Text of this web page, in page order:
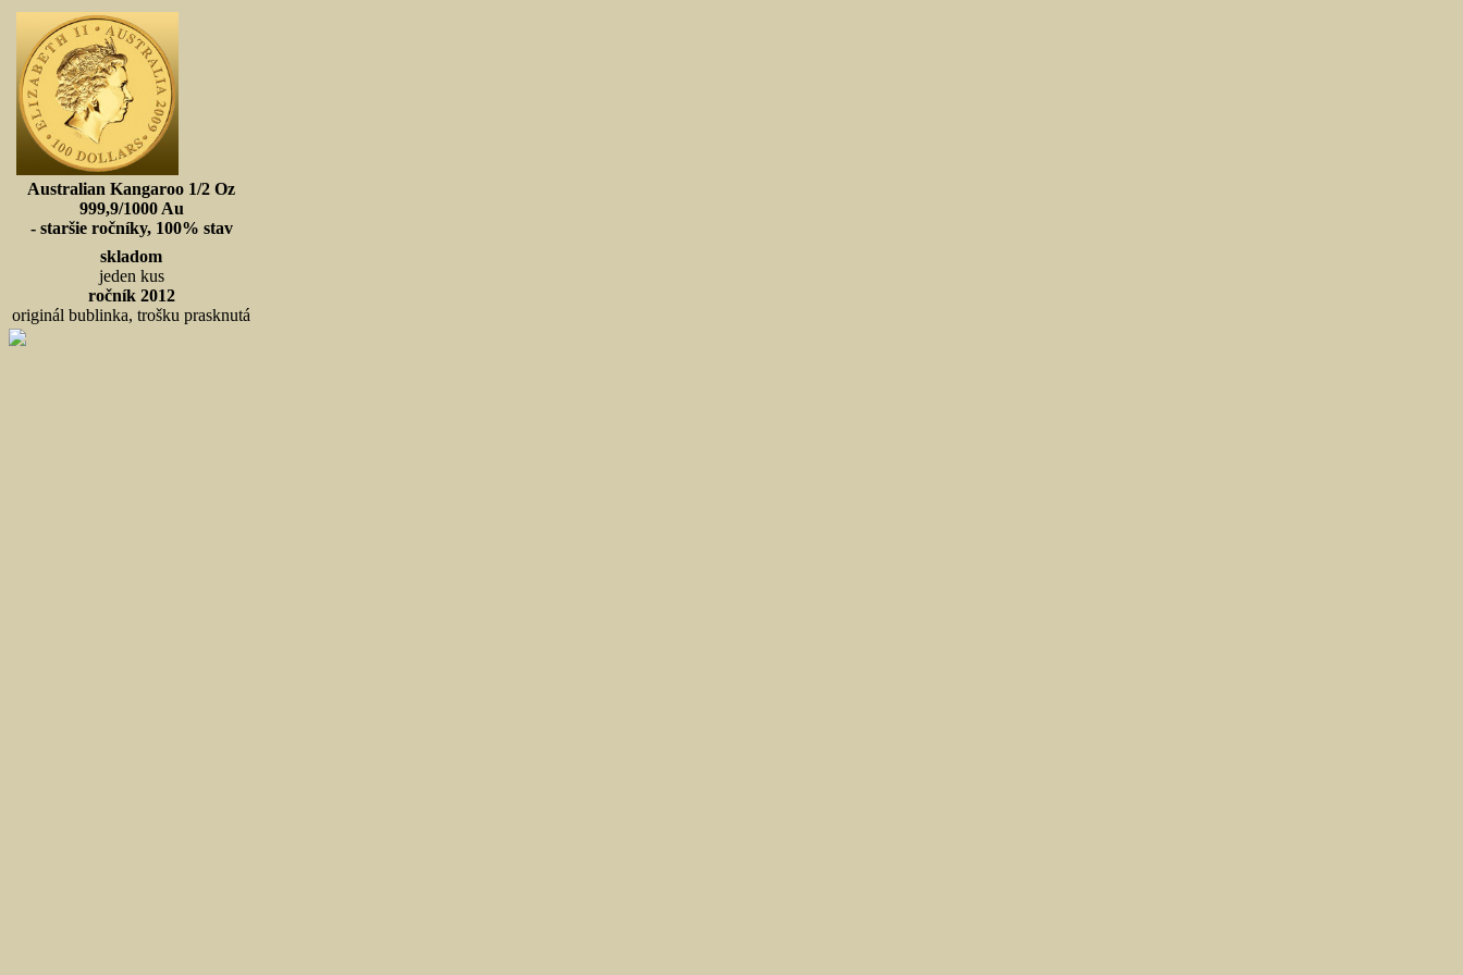
Australian Kangaroo 1/2 Oz
999,9/1000 Au
- staršie ročníky, 100% stav
skladom
jeden kus
ročník 2012
originál bublinka, trošku prasknutá